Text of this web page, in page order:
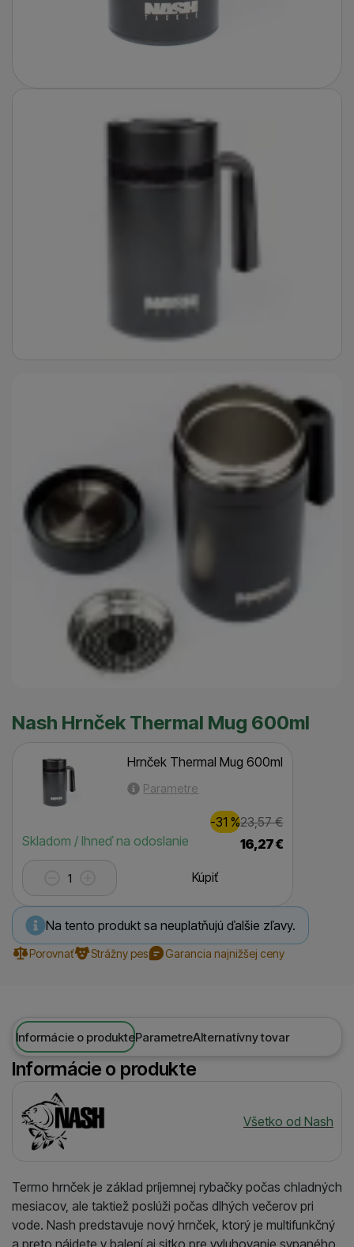
Nash Hrnček Thermal Mug 600ml
Dostupnosť
Skladom / Ihneď na odoslanie
Hrnček Thermal Mug 600ml
Parametre
Pôvodná
23,57€
Zľava
7,00€
(
-31 %
)
16,27€
Kúpiť
Na tento produkt sa neuplatňujú ďalšie zľavy.
Porovnať Strážny pes Garancia najnižšej ceny
Informácie o produkteParametreAlternatívny tovar
Informácie o produkte
Výrobca
Všetko od Nash
Termo hrnček je základ príjemnej rybačky počas chladných
mesiacov, ale taktiež poslúži počas dlhých večerov pri
vode. Nash predstavuje nový hrnček, ktorý je multifunkčný